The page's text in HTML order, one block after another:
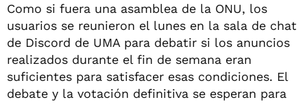
Como si fuera una asamblea de la ONU, los
usuarios se reunieron el lunes en la sala de chat
de Discord de UMA para debatir si los anuncios
realizados durante el fin de semana eran
suficientes para satisfacer esas condiciones. El
debate y la votación definitiva se esperan para